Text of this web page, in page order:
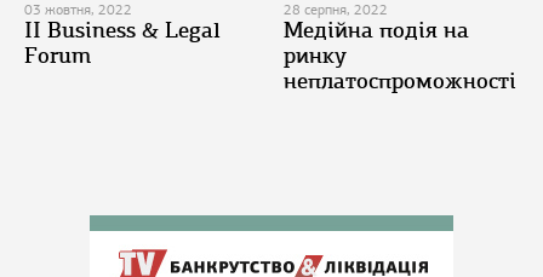
03 жовтня, 2022
II Business & Legal
Forum
28 серпня, 2022
Медійна подія на
ринку
неплатоспроможності